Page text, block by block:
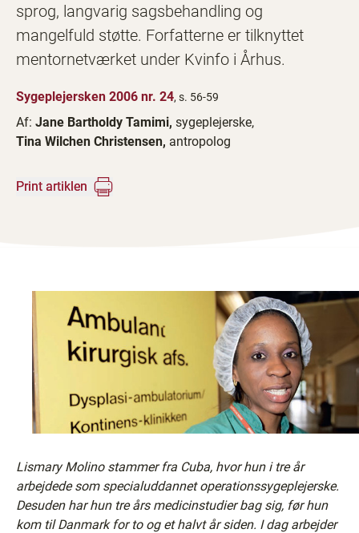
sprog, langvarig sagsbehandling og
mangelfuld støtte. Forfatterne er tilknyttet
mentornetværket under Kvinfo i Århus.
Sygeplejersken 2006 nr. 24, s. 56-59
Af: Jane Bartholdy Tamimi, sygeplejerske,
Tina Wilchen Christensen, antropolog
Print artiklen
Lismary Molino stammer fra Cuba, hvor hun i tre år
arbejdede som specialuddannet operationssygeplejerske.
Desuden har hun tre års medicinstudier bag sig, før hun
kom til Danmark for to og et halvt år siden. I dag arbejder